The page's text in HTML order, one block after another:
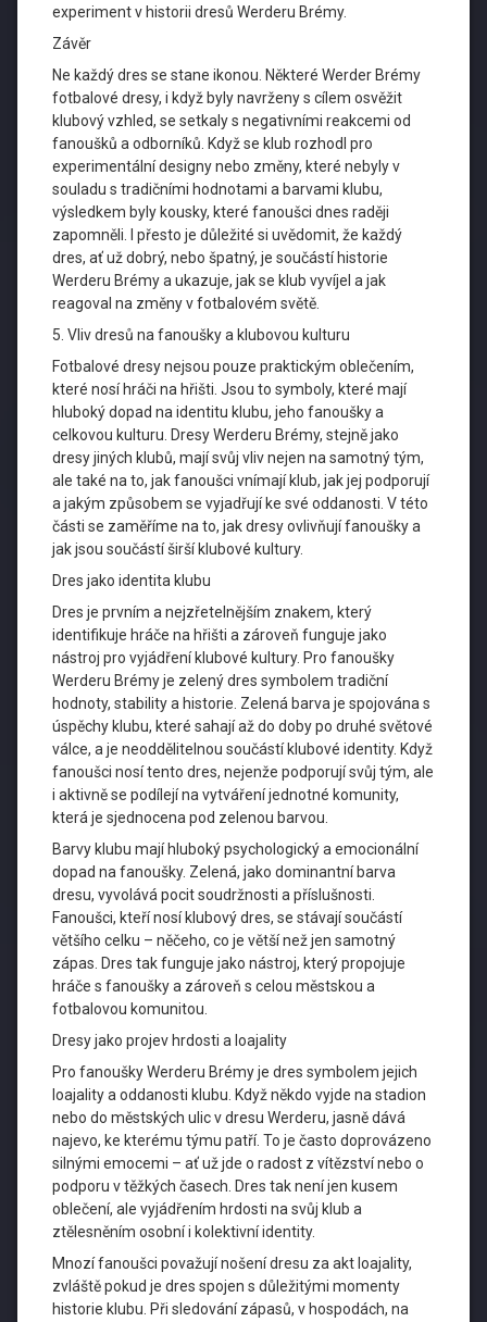
experiment v historii dresů Werderu Brémy.
Závěr
Ne každý dres se stane ikonou. Některé Werder Brémy
fotbalové dresy, i když byly navrženy s cílem osvěžit
klubový vzhled, se setkaly s negativními reakcemi od
fanoušků a odborníků. Když se klub rozhodl pro
experimentální designy nebo změny, které nebyly v
souladu s tradičními hodnotami a barvami klubu,
výsledkem byly kousky, které fanoušci dnes raději
zapomněli. I přesto je důležité si uvědomit, že každý
dres, ať už dobrý, nebo špatný, je součástí historie
Werderu Brémy a ukazuje, jak se klub vyvíjel a jak
reagoval na změny v fotbalovém světě.
5. Vliv dresů na fanoušky a klubovou kulturu
Fotbalové dresy nejsou pouze praktickým oblečením,
které nosí hráči na hřišti. Jsou to symboly, které mají
hluboký dopad na identitu klubu, jeho fanoušky a
celkovou kulturu. Dresy Werderu Brémy, stejně jako
dresy jiných klubů, mají svůj vliv nejen na samotný tým,
ale také na to, jak fanoušci vnímají klub, jak jej podporují
a jakým způsobem se vyjadřují ke své oddanosti. V této
části se zaměříme na to, jak dresy ovlivňují fanoušky a
jak jsou součástí širší klubové kultury.
Dres jako identita klubu
Dres je prvním a nejzřetelnějším znakem, který
identifikuje hráče na hřišti a zároveň funguje jako
nástroj pro vyjádření klubové kultury. Pro fanoušky
Werderu Brémy je zelený dres symbolem tradiční
hodnoty, stability a historie. Zelená barva je spojována s
úspěchy klubu, které sahají až do doby po druhé světové
válce, a je neoddělitelnou součástí klubové identity. Když
fanoušci nosí tento dres, nejenže podporují svůj tým, ale
i aktivně se podílejí na vytváření jednotné komunity,
která je sjednocena pod zelenou barvou.
Barvy klubu mají hluboký psychologický a emocionální
dopad na fanoušky. Zelená, jako dominantní barva
dresu, vyvolává pocit soudržnosti a příslušnosti.
Fanoušci, kteří nosí klubový dres, se stávají součástí
většího celku – něčeho, co je větší než jen samotný
zápas. Dres tak funguje jako nástroj, který propojuje
hráče s fanoušky a zároveň s celou městskou a
fotbalovou komunitou.
Dresy jako projev hrdosti a loajality
Pro fanoušky Werderu Brémy je dres symbolem jejich
loajality a oddanosti klubu. Když někdo vyjde na stadion
nebo do městských ulic v dresu Werderu, jasně dává
najevo, ke kterému týmu patří. To je často doprovázeno
silnými emocemi – ať už jde o radost z vítězství nebo o
podporu v těžkých časech. Dres tak není jen kusem
oblečení, ale vyjádřením hrdosti na svůj klub a
ztělesněním osobní i kolektivní identity.
Mnozí fanoušci považují nošení dresu za akt loajality,
zvláště pokud je dres spojen s důležitými momenty
historie klubu. Při sledování zápasů, v hospodách, na